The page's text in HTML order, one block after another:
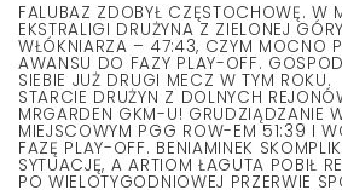
FALUBAZ ZDOBYŁ CZĘSTOCHOWĘ. W
EKSTRALIGI DRUŻYNA Z ZIELONEJ
WŁÓKNIARZA – 47:43, CZYM MOCNO
AWANSU DO FAZY PLAY-OFF.
SIEBIE JUŻ DRUGI MECZ W TYM ROKU.
STARCIE DRUŻYN Z DOLNYCH
MRGARDEN GKM-U! GRUDZIĄDZANIE
MIEJSCOWYM PGG ROW-EM 51:39 I
FAZĘ PLAY-OFF. BENIAMINEK
SYTUACJĘ, A ARTIOM ŁAGUTA POBIŁ
PO WIELOTYGODNIOWEJ PRZERWIE